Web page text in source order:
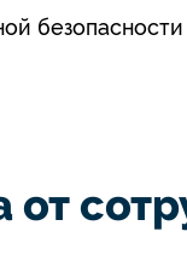
безопасности